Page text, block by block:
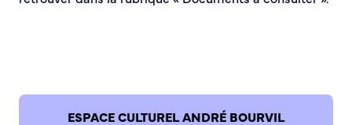
ESPACE CULTUREL ANDRÉ BOURVIL
Bienvenue à Caudebec
Temps forts
Venir à Caudebec